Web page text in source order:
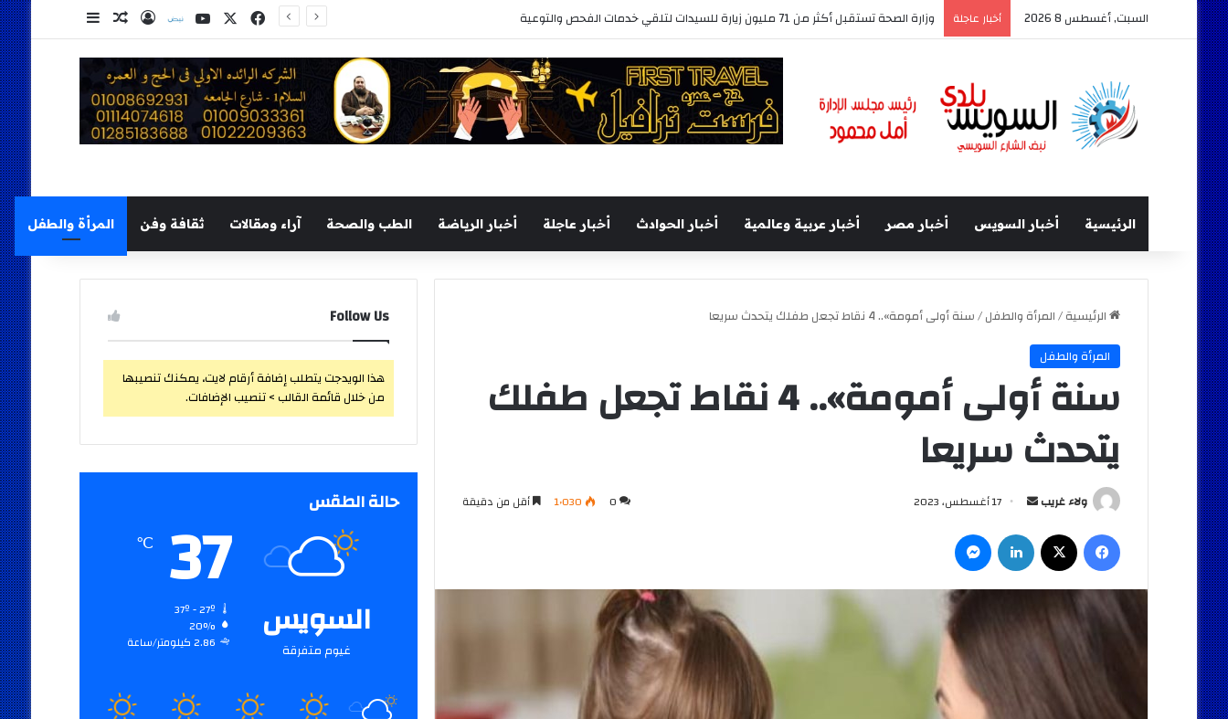
السبت, أغسطس 8 2026 أخبار عاجلة رئيس الوزراء يتابع جهود منظومة الشكاوى الحكومية خلال يوليو الماضي فيسبوك
‫X
‫YouTube
نلضتسجيل الدخول
مقال عشوائي
إضافة عمود
الرئيسية أخبار السويس أخبار مصر أخبار عربية وعالمية أخبار الحوادث أخبار عاجلة أخبار الرياضة الطب والصحة آراء ومقالات ثقافة وفن المرأة والطفل
الرئيسية/المرأة والطفل/سنة أولى أمومة».. 4 نقاط تجعل طفلك يتحدث سريعا
المرأة والطفل
سنة أولى أمومة».. 4 نقاط تجعل طفلك
يتحدث سريعا
ولاء غريب
أرسل
إلكترونيا
17 أغسطس، 2023 0 1٬030 أقل من دقيقة
فيسبوك لينكدإن
Follow Us
هذا الويدجت يتطلب إضافة أرقام لايت، يمكنك تنصيبها
من خلال قائمة القالب > تنصيب الإضافات.
حالة الطقس
السويس
غيوم متفرقة
37
℃
20%
2.86 كيلومتر/ساعة